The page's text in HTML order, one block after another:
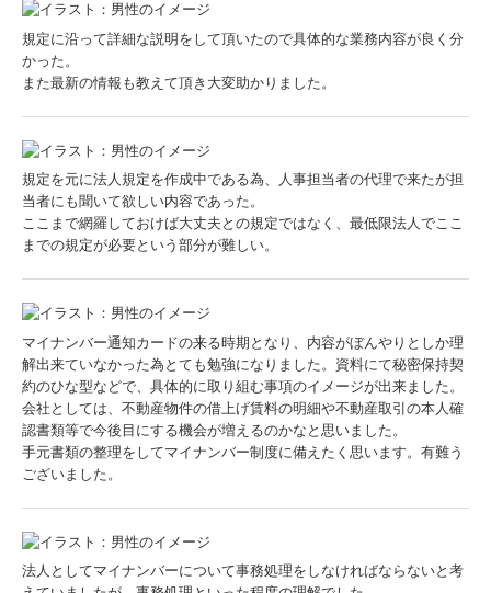
規定に沿って詳細な説明をして頂いたので具体的な業務内容が良く分
かった。
また最新の情報も教えて頂き大変助かりました。
規定を元に法人規定を作成中である為、人事担当者の代理で来たが担
当者にも聞いて欲しい内容であった。
ここまで網羅しておけば大丈夫との規定ではなく、最低限法人でここ
までの規定が必要という部分が難しい。
マイナンバー通知カードの来る時期となり、内容がぼんやりとしか理
解出来ていなかった為とても勉強になりました。資料にて秘密保持契
約のひな型などで、具体的に取り組む事項のイメージが出来ました。
会社としては、不動産物件の借上げ賃料の明細や不動産取引の本人確
認書類等で今後目にする機会が増えるのかなと思いました。
手元書類の整理をしてマイナンバー制度に備えたく思います。有難う
ございました。
法人としてマイナンバーについて事務処理をしなければならないと考